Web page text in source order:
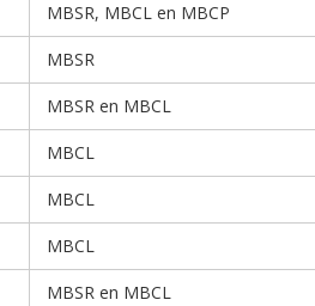
MBSR, MBCL en MBCP
MBSR
MBSR en MBCL
MBCL
MBCL
MBCL
MBSR en MBCL